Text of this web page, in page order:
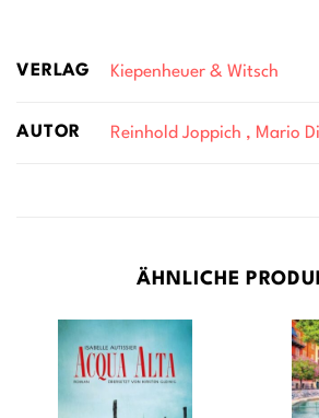
VERLAG Kiepenheuer & Witsch
AUTOR Reinhold Joppich , Mario
ÄHNLICHE